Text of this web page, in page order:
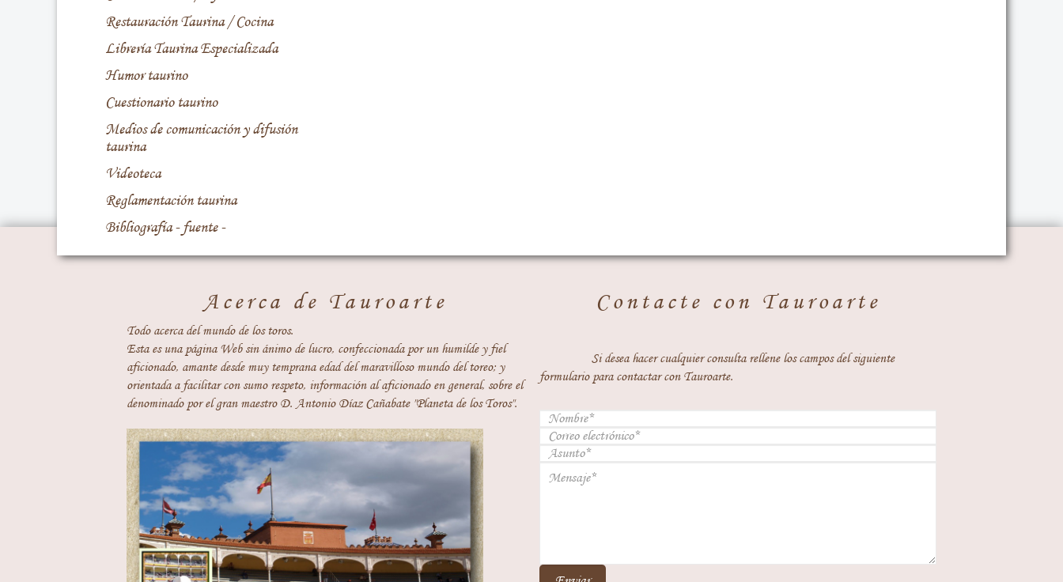
Restauración Taurina / Cocina
Librería Taurina Especializada
Humor taurino
Cuestionario taurino
Medios de comunicación y difusión
taurina
Videoteca
Reglamentación taurina
Bibliografía - fuente -
Acerca de Tauroarte
Todo acerca del mundo de los toros.
Esta es una página Web sin ánimo de lucro, confeccionada por un humilde y fiel
aficionado, amante desde muy temprana edad del maravilloso mundo del toreo; y
orientada a facilitar con sumo respeto, información al aficionado en general, sobre el
denominado por el gran maestro D. Antonio Díaz Cañabate "Planeta de los Toros".
Contacte con Tauroarte
Si desea hacer cualquier consulta rellene los campos del siguiente
formulario para contactar con Tauroarte.